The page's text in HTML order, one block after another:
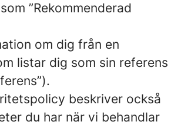
”Rekommenderad
om dig från en
listar dig som sin referens
beskriver också
du har när vi behandlar